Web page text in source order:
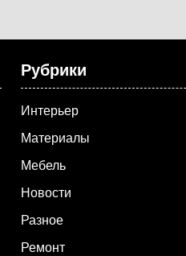
Рубрики
Интерьер
Материалы
Мебель
Новости
Разное
Ремонт